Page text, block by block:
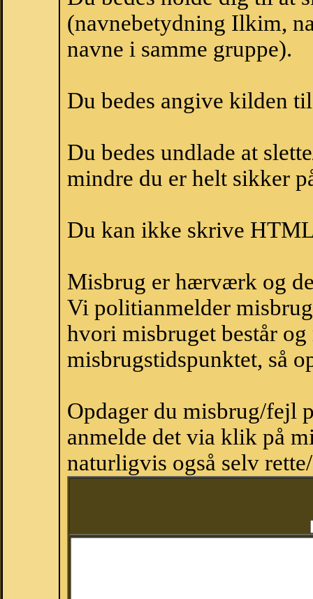
(navnebetydning Ilkim,
navne i samme gruppe).
Du bedes angive kilden
Du bedes undlade at
mindre du er helt sikker
Du kan ikke skrive
Misbrug er hærværk og
Vi politianmelder
hvori misbruget består
misbrugstidspunktet, så
Opdager du misbrug/fejl
anmelde det via klik på
naturligvis også selv